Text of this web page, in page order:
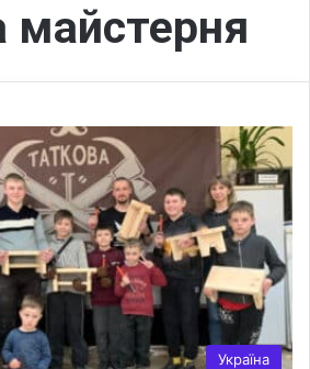
майстерня
Україна